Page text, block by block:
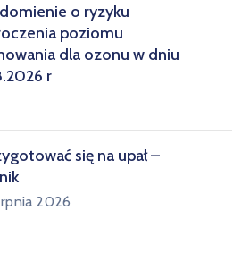
o ryzyku
poziomu
dla ozonu w dniu
r
się na upał –
2026